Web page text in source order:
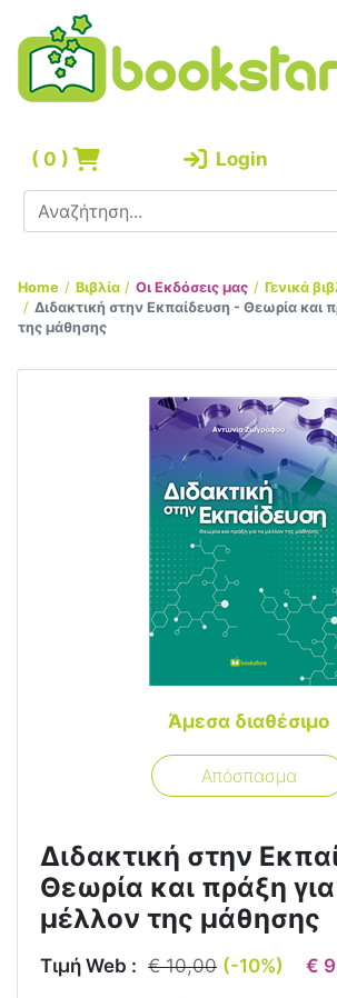
( 0 ) Login
Home Βιβλία Οι Εκδόσεις μας Γενικά
Διδακτική στην Εκπαίδευση - Θεωρία και
της μάθησης
Άμεσα διαθέσιμο
Απόσπασμα
Διδακτική στην
Θεωρία και πράξη
μέλλον της μάθησης
Τιμή Web : € 10,00 (-10%) €